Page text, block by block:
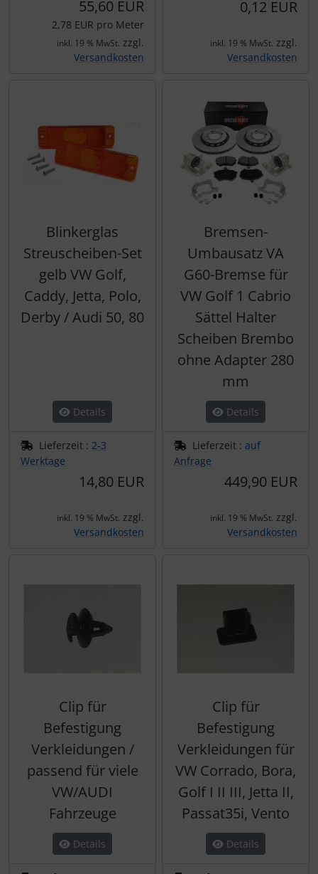
55,60 EUR
2,78 EUR pro Meter
inkl. 19 % MwSt. zzgl.
Versandkosten
0,12 EUR
inkl. 19 % MwSt. zzgl.
Versandkosten
Blinkerglas
Streuscheiben-Set
gelb VW Golf,
Caddy, Jetta, Polo,
Derby / Audi 50, 80
Details
Lieferzeit : 2-3
Werktage
14,80 EUR
inkl. 19 % MwSt. zzgl.
Versandkosten
Bremsen-
Umbausatz VA
G60-Bremse für
VW Golf 1 Cabrio
Sättel Halter
Scheiben Brembo
ohne Adapter 280
mm
Details
Lieferzeit : auf
Anfrage
449,90 EUR
inkl. 19 % MwSt. zzgl.
Versandkosten
Clip für
Befestigung
Verkleidungen /
passend für viele
VW/AUDI
Fahrzeuge
Details
Clip für
Befestigung
Verkleidungen für
VW Corrado, Bora,
Golf I II III, Jetta II,
Passat35i, Vento
Details